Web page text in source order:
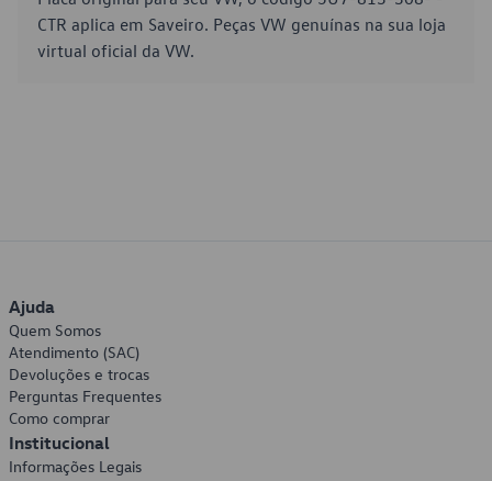
CTR aplica em Saveiro. Peças VW genuínas na sua loja
virtual oficial da VW.
Ajuda
Quem Somos
Atendimento (SAC)
Devoluções e trocas
Perguntas Frequentes
Como comprar
Institucional
Informações Legais